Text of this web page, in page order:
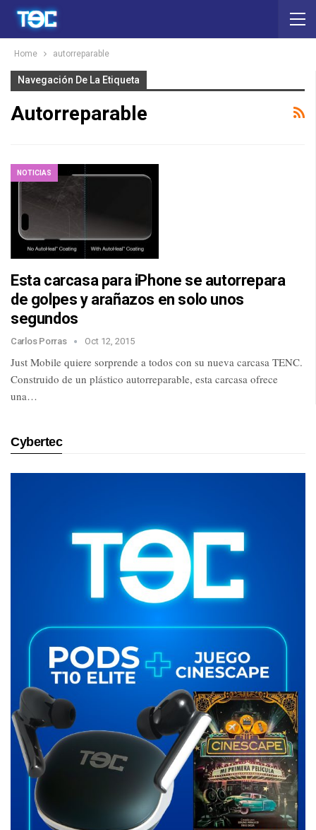
Home autorreparable
Navegación De La Etiqueta
Autorreparable
NOTICIAS
Esta carcasa para iPhone se autorrepara
de golpes y arañazos en solo unos
segundos
Carlos Porras Oct 12, 2015
Just Mobile quiere sorprende a todos con su nueva carcasa TENC.
Construido de un plástico autorreparable, esta carcasa ofrece
una…
Cybertec